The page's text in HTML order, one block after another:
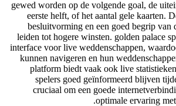
gewed worden op de volgende goal, de
eerste helft, of het aantal gele kaarten.
besluitvorming en een goed begrip van
leiden tot hogere winsten. golden palace
interface voor live weddenschappen,
kunnen navigeren en hun
platform biedt vaak ook live
spelers goed geïnformeerd blijven
cruciaal om een goede
optimale ervaring